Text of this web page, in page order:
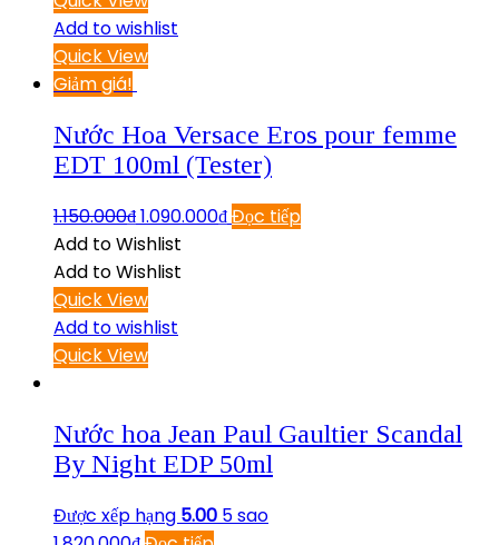
Add to wishlist
Quick View
Giảm giá!
Nước Hoa Versace Eros pour femme
EDT 100ml (Tester)
1.150.000₫1.090.000₫Đọc tiếp
Add to Wishlist
Add to Wishlist
Quick View
Add to wishlist
Quick View
Nước hoa Jean Paul Gaultier Scandal
By Night EDP 50ml
Được xếp hạng 5.00 5 sao